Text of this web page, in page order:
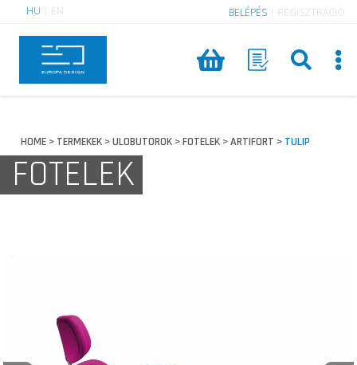
HU EN BELÉPÉS REGISZTRÁCIÓ
HOME > TERMEKEK >ULOBUTOROK >FOTELEK >ARTIFORT > TULIP
FOTELEK